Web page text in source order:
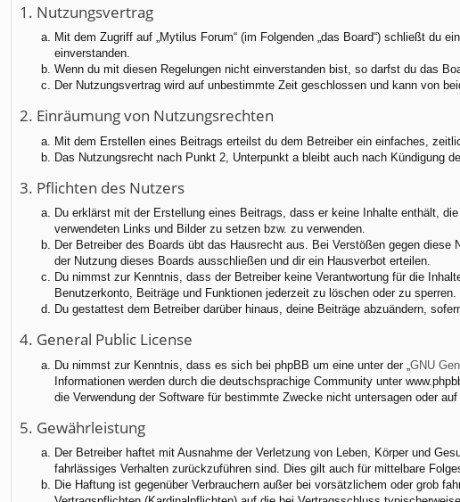
1. Nutzungsvertrag
Mit dem Zugriff auf „Mytilus Forum“ (im Folgenden „das Board“) schließt du
einverstanden.
Wenn du mit diesen Regelungen nicht einverstanden bist, so darfst du das
Der Nutzungsvertrag wird auf unbestimmte Zeit geschlossen und kann von
2. Einräumung von Nutzungsrechten
Mit dem Erstellen eines Beitrags erteilst du dem Betreiber ein einfaches,
Das Nutzungsrecht nach Punkt 2, Unterpunkt a bleibt auch nach Kündigung
3. Pflichten des Nutzers
Du erklärst mit der Erstellung eines Beitrags, dass er keine Inhalte enthält,
verwendeten Links und Bilder zu setzen bzw. zu verwenden.
Der Betreiber des Boards übt das Hausrecht aus. Bei Verstößen gegen
der Nutzung dieses Boards ausschließen und dir ein Hausverbot erteilen.
Du nimmst zur Kenntnis, dass der Betreiber keine Verantwortung für die
Benutzerkonto, Beiträge und Funktionen jederzeit zu löschen oder zu sperren.
Du gestattest dem Betreiber darüber hinaus, deine Beiträge abzuändern,
4. General Public License
Du nimmst zur Kenntnis, dass es sich bei phpBB um eine unter der „ GNU
Informationen werden durch die deutschsprachige Community unter
die Verwendung der Software für bestimmte Zwecke nicht untersagen oder
5. Gewährleistung
Der Betreiber haftet mit Ausnahme der Verletzung von Leben, Körper und
fahrlässiges Verhalten zurückzuführen sind. Dies gilt auch für mittelbare
Die Haftung ist gegenüber Verbrauchern außer bei vorsätzlichem oder grob